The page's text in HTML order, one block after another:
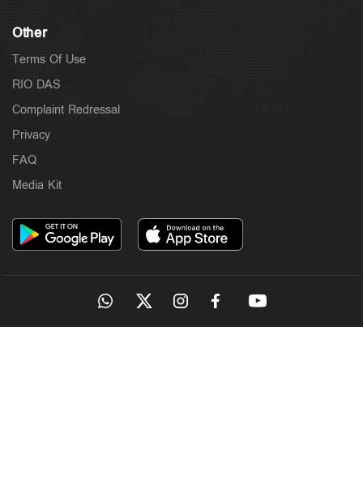
Other
Terms Of Use
RIO DAS
Complaint Redressal
Privacy
FAQ
Media Kit